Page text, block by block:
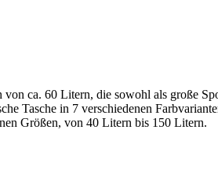
ca. 60 Litern, die sowohl als große
Tasche in 7 verschiedenen
Größen, von 40 Litern bis 150 Litern.